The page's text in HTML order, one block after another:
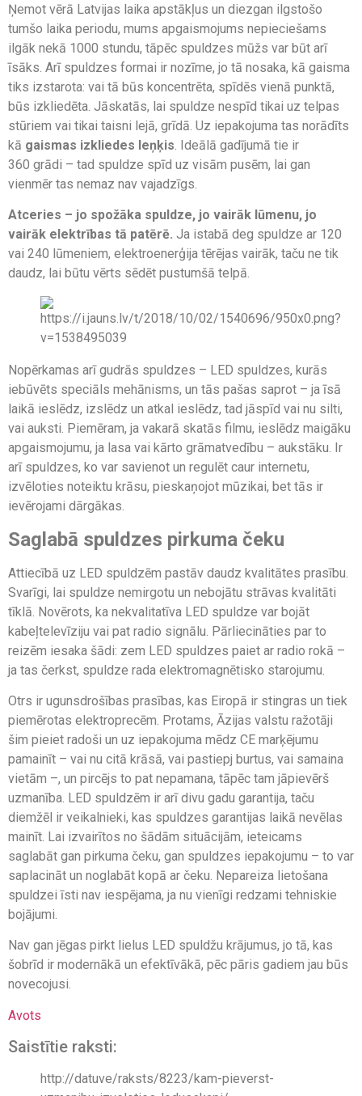
Ņemot vērā Latvijas laika apstākļus un diezgan ilgstošo
tumšo laika periodu, mums apgaismojums nepieciešams
ilgāk nekā 1000 stundu, tāpēc spuldzes mūžs var būt arī
īsāks. Arī spuldzes formai ir nozīme, jo tā nosaka, kā gaisma
tiks izstarota: vai tā būs koncentrēta, spīdēs vienā punktā,
būs izkliedēta. Jāskatās, lai spuldze nespīd tikai uz telpas
stūriem vai tikai taisni lejā, grīdā. Uz iepakojuma tas norādīts
kā gaismas izkliedes leņķis. Ideālā gadījumā tie ir
360 grādi – tad spuldze spīd uz visām pusēm, lai gan
vienmēr tas nemaz nav vajadzīgs.
Atceries – jo spožāka spuldze, jo vairāk lūmenu, jo
vairāk elektrības tā patērē. Ja istabā deg spuldze ar 120
vai 240 lūmeniem, elektroenerģija tērējas vairāk, taču ne tik
daudz, lai būtu vērts sēdēt pustumšā telpā.
Nopērkamas arī gudrās spuldzes – LED spuldzes, kurās
iebūvēts speciāls mehānisms, un tās pašas saprot – ja īsā
laikā ieslēdz, izslēdz un atkal ieslēdz, tad jāspīd vai nu silti,
vai auksti. Piemēram, ja vakarā skatās filmu, ieslēdz maigāku
apgaismojumu, ja lasa vai kārto grāmatvedību – aukstāku. Ir
arī spuldzes, ko var savienot un regulēt caur internetu,
izvēloties noteiktu krāsu, pieskaņojot mūzikai, bet tās ir
ievērojami dārgākas.
Saglabā spuldzes pirkuma čeku
Attiecībā uz LED spuldzēm pastāv daudz kvalitātes prasību.
Svarīgi, lai spuldze nemirgotu un nebojātu strāvas kvalitāti
tīklā. Novērots, ka nekvalitatīva LED spuldze var bojāt
kabeļtelevīziju vai pat radio signālu. Pārliecināties par to
reizēm iesaka šādi: zem LED spuldzes paiet ar radio rokā –
ja tas čerkst, spuldze rada elektromagnētisko starojumu.
Otrs ir ugunsdrošības prasības, kas Eiropā ir stingras un tiek
piemērotas elektroprecēm. Protams, Āzijas valstu ražotāji
šim pieiet radoši un uz iepakojuma mēdz CE marķējumu
pamainīt – vai nu citā krāsā, vai pastiepj burtus, vai samaina
vietām –, un pircējs to pat nepamana, tāpēc tam jāpievērš
uzmanība. LED spuldzēm ir arī divu gadu garantija, taču
diemžēl ir veikalnieki, kas spuldzes garantijas laikā nevēlas
mainīt. Lai izvairītos no šādām situācijām, ieteicams
saglabāt gan pirkuma čeku, gan spuldzes iepakojumu – to var
saplacināt un noglabāt kopā ar čeku. Nepareiza lietošana
spuldzei īsti nav iespējama, ja nu vienīgi redzami tehniskie
bojājumi.
Nav gan jēgas pirkt lielus LED spuldžu krājumus, jo tā, kas
šobrīd ir modernākā un efektīvākā, pēc pāris gadiem jau būs
novecojusi.
Avots
Saistītie raksti:
http://datuve/raksts/8223/kam-pieverst-